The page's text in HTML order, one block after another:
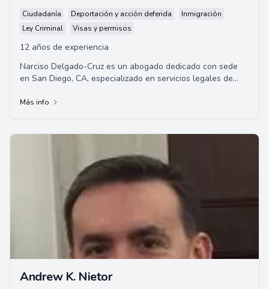
Ciudadanía Deportación y acción deferida
Inmigración
Ley Criminal
Visas y permisos
12 años de experiencia
Narciso Delgado-Cruz es un abogado dedicado con sede
en San Diego, CA, especializado en servicios legales de
Más info
Andrew K. Nietor